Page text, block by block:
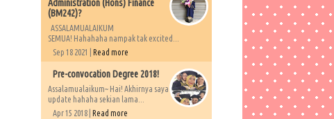
Administration (Hons) Finance
(BM242)?
ASSALAMUALAIKUM
SEMUA! Hahahaha nampak tak excited...
Sep 18 2021 | Read more
Pre-convocation Degree 2018!
Assalamualaikum~ Hai! Akhirnya saya
update hahaha sekian lama...
Apr 15 2018 | Read more